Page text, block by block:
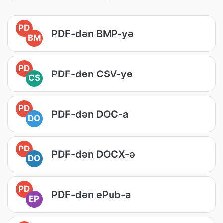
PD
BM
PDF-dən BMP-yə
PD
CS
PDF-dən CSV-yə
PD
DO
PDF-dən DOC-a
PD
DO
PDF-dən DOCX-ə
PD
EP
PDF-dən ePub-a